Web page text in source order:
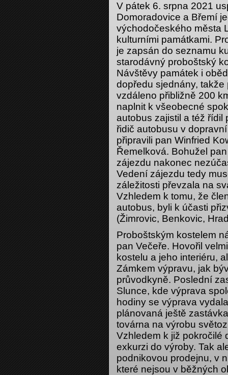
V pátek 6. srpna 2021
Domoradovice a Břemí
východočeského města
kulturními památkami.
je zapsán do seznamu
starodávný proboštský
Návštěvy památek i
dopředu sjednány,
vzdáleno přibližně 200
naplnit k všeobecné
autobus zajistil a též řídil
řidič autobusu v
připravili pan Winfried
Řemelková. Bohužel
zájezdu nakonec
Vedení zájezdu tedy
záležitosti převzala na
Vzhledem k tomu, že
autobus, byli k účasti
(Žimrovic, Benkovic,
Proboštským kostelem
pan Večeře. Hovořil
kostelu a jeho interiéru,
Zámkem výpravu, jak
průvodkyně. Poslední
Slunce, kde výprava
hodiny se výprava
plánovaná ještě
továrna na výrobu
Vzhledem k již pokročilé
exkurzi do výroby. Tak
podnikovou prodejnu, v
které nejsou v běžných